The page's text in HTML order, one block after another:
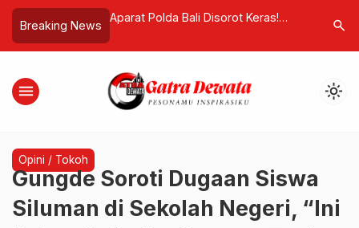
Breaking News
Miliar,
Broker Transaksi
Pribadi
Aparat Polda Bali Disorot Keras!
Hukum Nilai Tak Hormati Pengadilan
Umat
Indonesia
search
menu light_mode
Opini / Tokoh
Gungde Soroti Dugaan Siswa
Siluman di Sekolah Negeri, “Ini